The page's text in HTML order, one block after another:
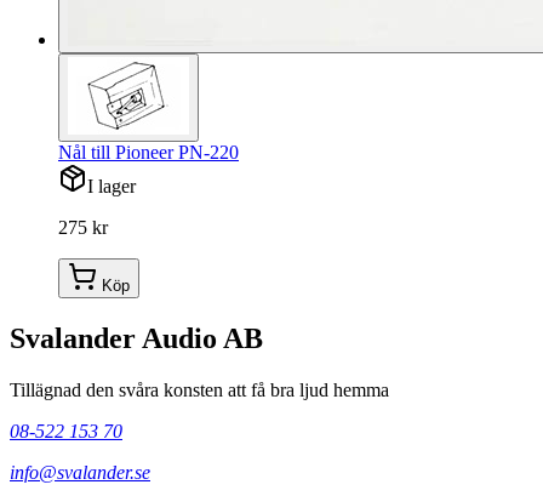
Nål till Pioneer PN-220
I lager
275 kr
Köp
Svalander Audio AB
Tillägnad den svåra konsten att få bra ljud hemma
08-522 153 70
info@svalander.se